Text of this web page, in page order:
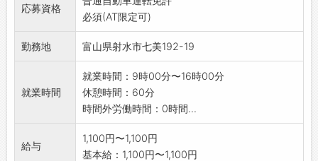
残業もありません。
【変更範囲:変更なし】
応募資格
必須(AT限定可)
勤務地 富山県射水市七美192-19
就業時間
就業時間：9時00分〜16時00分
休憩時間：60分
時間外労働時間：0時間...
給与
1,100円〜1,100円
基本給：1,100円〜1,100円